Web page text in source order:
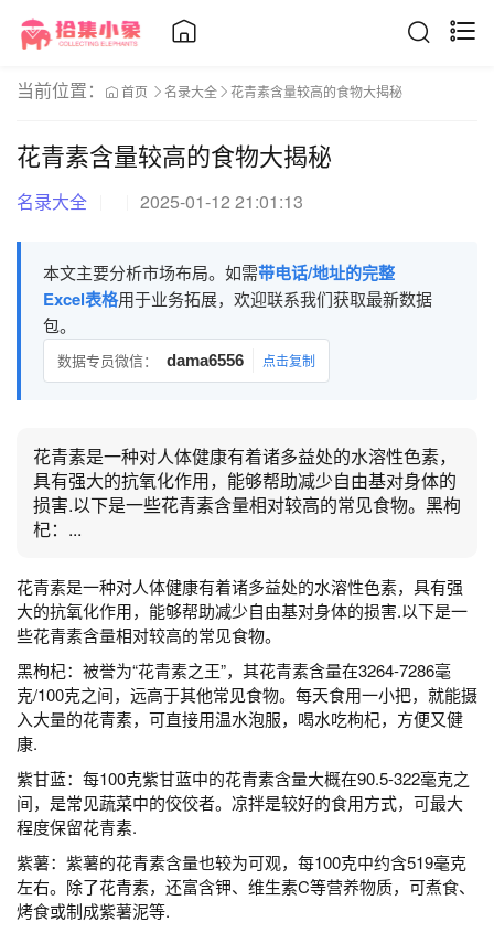
当前位置： 首页 名录大全 花青素含量较高的食物大揭秘
花青素含量较高的食物大揭秘
名录大全 2025-01-12 21:01:13
本文主要分析市场布局。如需带电话/地址的完整
Excel表格用于业务拓展，欢迎联系我们获取最新数据
包。
数据专员微信： dama6556 点击复制
花青素是一种对人体健康有着诸多益处的水溶性色素，
具有强大的抗氧化作用，能够帮助减少自由基对身体的
损害.以下是一些花青素含量相对较高的常见食物。黑枸
杞：...
花青素是一种对人体健康有着诸多益处的水溶性色素，具有强
大的抗氧化作用，能够帮助减少自由基对身体的损害.以下是一
些花青素含量相对较高的常见食物。
黑枸杞：被誉为“花青素之王”，其花青素含量在3264-7286毫
克/100克之间，远高于其他常见食物。每天食用一小把，就能摄
入大量的花青素，可直接用温水泡服，喝水吃枸杞，方便又健
康.
紫甘蓝：每100克紫甘蓝中的花青素含量大概在90.5-322毫克之
间，是常见蔬菜中的佼佼者。凉拌是较好的食用方式，可最大
程度保留花青素.
紫薯：紫薯的花青素含量也较为可观，每100克中约含519毫克
左右。除了花青素，还富含钾、维生素C等营养物质，可煮食、
烤食或制成紫薯泥等.